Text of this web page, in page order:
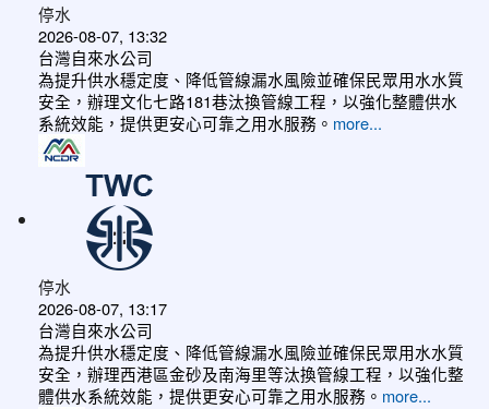
停水
2026-08-07, 13:32
台灣自來水公司
為提升供水穩定度、降低管線漏水風險並確保民眾用水水質
安全，辦理文化七路181巷汰換管線工程，以強化整體供水
系統效能，提供更安心可靠之用水服務。 more...
停水
2026-08-07, 13:17
台灣自來水公司
為提升供水穩定度、降低管線漏水風險並確保民眾用水水質
安全，辦理西港區金砂及南海里等汰換管線工程，以強化整
體供水系統效能，提供更安心可靠之用水服務。 more...